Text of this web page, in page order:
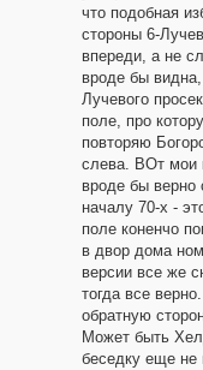
что подобная
стороны 6-
впереди, а не
вроде бы видна,
Лучевого
поле, про
повторяю
слева. ВОт мои
вроде бы верно
началу 70-х -
поле коненчо
в двор дома
версии все же
тогда все
обратную
Может быть
беседку еще не